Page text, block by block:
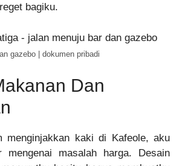
bagiku.
gazebo | dokumen pribadi
Dan
menginjakkan kaki di Kafeole, aku
mengenai masalah harga. Desain